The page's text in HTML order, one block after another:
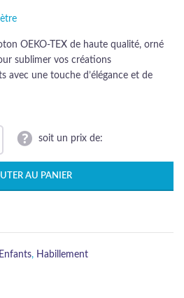
OEKO-TEX de haute qualité, orné
sublimer vos créations
avec une touche d’élégance et de
soit un prix de:
AU PANIER
Enfants, Habillement